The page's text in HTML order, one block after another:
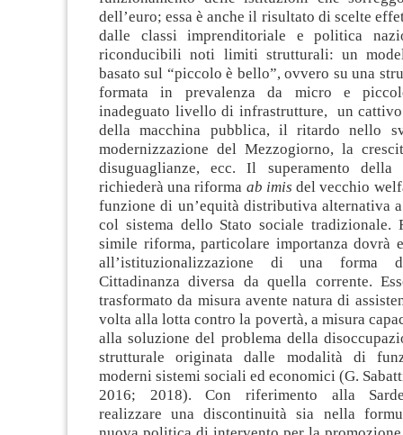
dell’euro; essa è anche il risultato di scelte
dalle classi imprenditoriale e politica
riconducibili noti limiti strutturali: un
basato sul “piccolo è bello”, ovvero su una
formata in prevalenza da micro e
inadeguato livello di infrastrutture, un
della macchina pubblica, il ritardo nello
modernizzazione del Mezzogiorno, la
disuguaglianze, ecc. Il superamento della
richiederà una riforma ab imis del vecchio
funzione di un’equità distributiva alternativa
col sistema dello Stato sociale tradizionale.
simile riforma, particolare importanza dovrà
all’istituzionalizzazione di una forma
Cittadinanza diversa da quella corrente.
trasformato da misura avente natura di
volta alla lotta contro la povertà, a misura
alla soluzione del problema della
strutturale originata dalle modalità di
moderni sistemi sociali ed economici (G.
2016; 2018). Con riferimento alla
realizzare una discontinuità sia nella